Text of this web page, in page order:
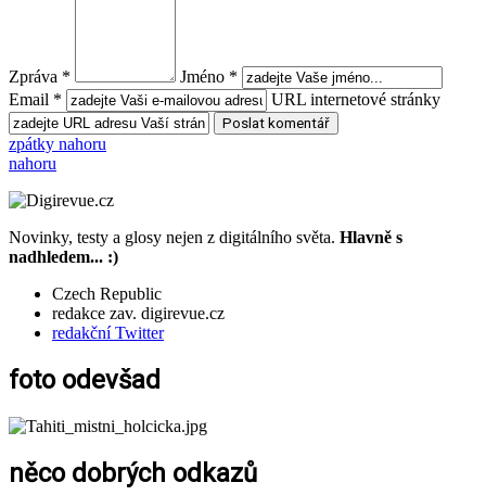
Zpráva *
Jméno *
Email *
URL internetové stránky
zpátky nahoru
nahoru
Novinky, testy a glosy nejen z digitálního světa. Hlavně s
nadhledem... :)
Czech Republic
redakce zav. digirevue.cz
redakční Twitter
foto odevšad
něco dobrých odkazů